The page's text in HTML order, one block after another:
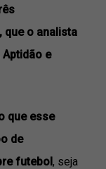
o analista
e
que esse
de
futebol, seja